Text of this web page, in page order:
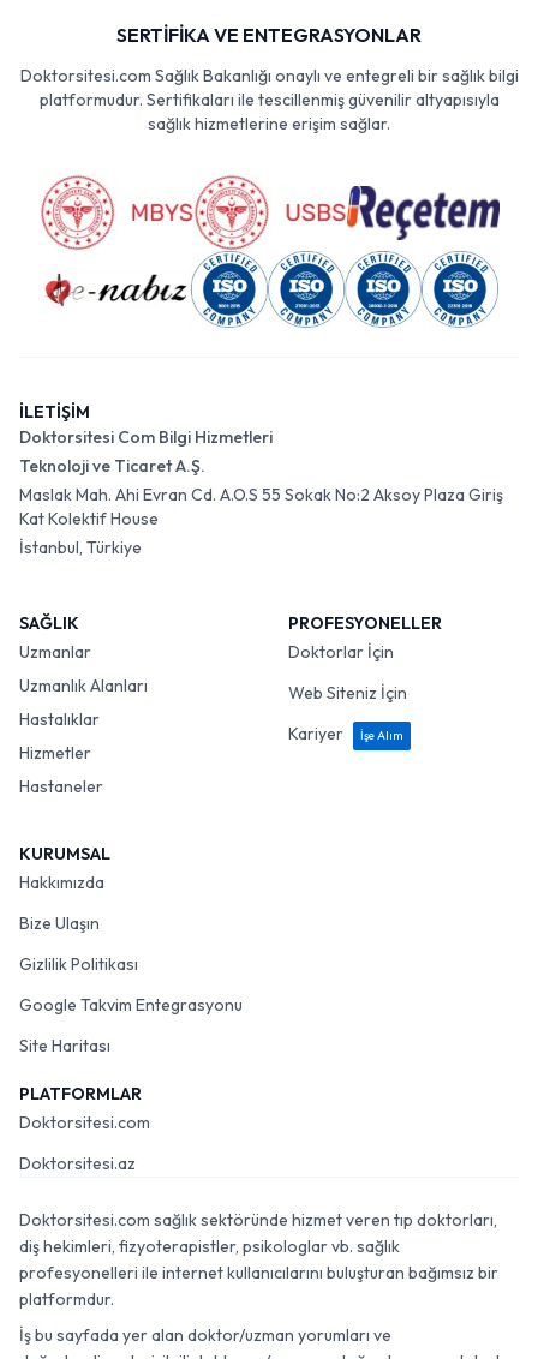
SERTİFİKA VE ENTEGRASYONLAR
Doktorsitesi.com Sağlık Bakanlığı onaylı ve entegreli bir sağlık bilgi
platformudur. Sertifikaları ile tescillenmiş güvenilir altyapısıyla
sağlık hizmetlerine erişim sağlar.
İLETİŞİM
Doktorsitesi Com Bilgi Hizmetleri
Teknoloji ve Ticaret A.Ş.
Maslak Mah. Ahi Evran Cd. A.O.S 55 Sokak No:2 Aksoy Plaza Giriş
Kat Kolektif House
İstanbul, Türkiye
SAĞLIK
Uzmanlar
Uzmanlık Alanları
Hastalıklar
Hizmetler
Hastaneler
PROFESYONELLER
Doktorlar İçin
Web Siteniz İçin
Kariyer
İşe Alım
KURUMSAL
Hakkımızda
Bize Ulaşın
Gizlilik Politikası
Google Takvim Entegrasyonu
Site Haritası
PLATFORMLAR
Doktorsitesi.com
Doktorsitesi.az
Doktorsitesi.com sağlık sektöründe hizmet veren tıp doktorları,
diş hekimleri, fizyoterapistler, psikologlar vb. sağlık
profesyonelleri ile internet kullanıcılarını buluşturan bağımsız bir
platformdur.
İş bu sayfada yer alan doktor/uzman yorumları ve